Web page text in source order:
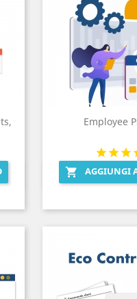
Employee
 AGGIUNGI
